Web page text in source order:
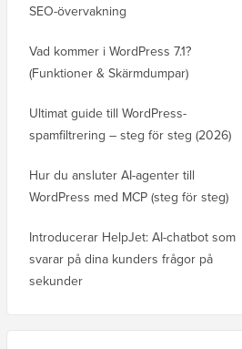
SEO-övervakning
Vad kommer i WordPress 7.1?
(Funktioner & Skärmdumpar)
Ultimat guide till WordPress-
spamfiltrering – steg för steg (2026)
Hur du ansluter AI-agenter till
WordPress med MCP (steg för steg)
Introducerar HelpJet: AI-chatbot som
svarar på dina kunders frågor på
sekunder